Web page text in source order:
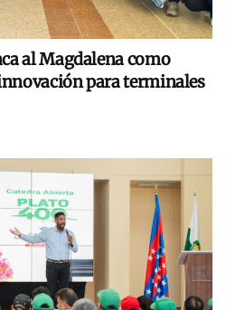
al Magdalena como
para terminales